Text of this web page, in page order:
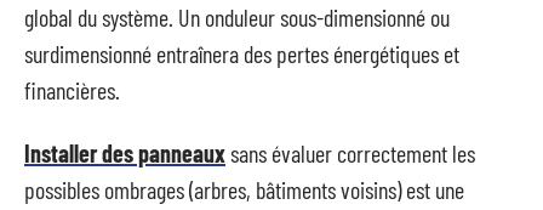
global du système. Un onduleur sous-dimensionné ou
surdimensionné entraînera des pertes énergétiques et
financières.
Installer des panneauxsans évaluer correctement les
possibles ombrages (arbres, bâtiments voisins) est une